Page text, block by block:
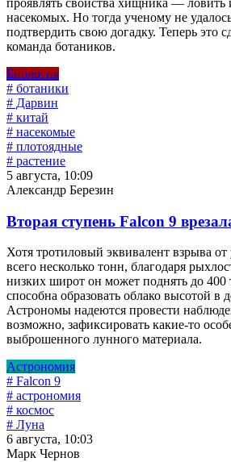
насекомых. Но тогда ученому не
подтвердить свою догадку. Теперь это
команда ботаников.
Биология
# ботаники
# Дарвин
# китай
# насекомые
# плотоядные
# растение
5 августа, 10:09
Александр Березин
Вторая ступень Falcon 9
Хотя тротиловый эквивалент взрыва
всего несколько тонн, благодаря
низких широт он может поднять до
способна образовать облако высотой в
Астрономы надеются провести
возможно, зафиксировать какие-то
выброшенного лунного материала.
Астрономия
# Falcon 9
# астрономия
# космос
# Луна
6 августа, 10:03
Марк Чернов